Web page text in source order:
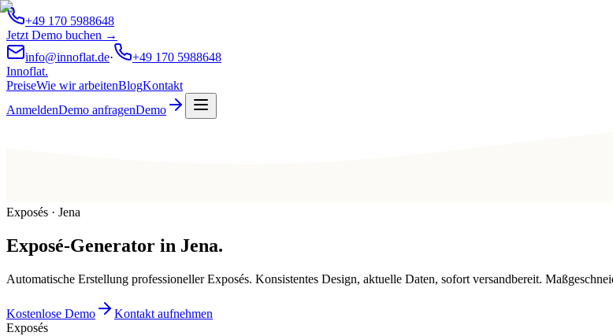
+49 170 5988648
Jetzt Demo buchen →
info@innoflat.de·
+49 170 5988648
Innoflat.
PreiseWie wir arbeitenBlogKontakt
AnmeldenDemo anfragenDemo
Exposés · Jena
Exposé-Generator in Jena.
Automatische Erstellung professioneller Exposés. Konsistentes Design, aktuelle Daten, sofort versandbereit.
Kostenlose Demo
Kontakt aufnehmen
Exposés